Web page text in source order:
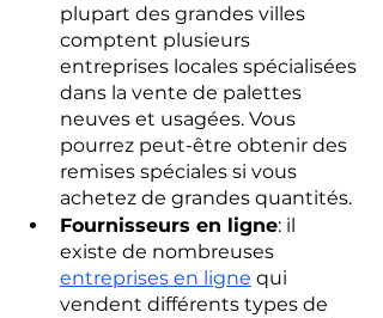
plupart des grandes villes
comptent plusieurs
entreprises locales spécialisées
dans la vente de palettes
neuves et usagées. Vous
pourrez peut-être obtenir des
remises spéciales si vous
achetez de grandes quantités.
Fournisseurs en ligne: il
existe de nombreuses
entreprises en ligne qui
vendent différents types de